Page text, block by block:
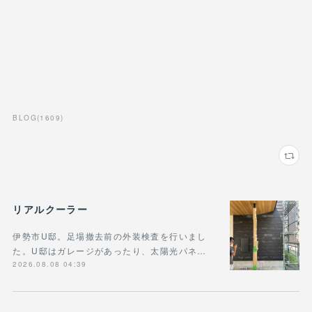
BLOG (1609)
リアルクーラー
伊勢市U邸。足場撤去前の外装検査を行いまし
た。U邸はガレージがあったり、太陽光パネ…
2026.08.08 04:39